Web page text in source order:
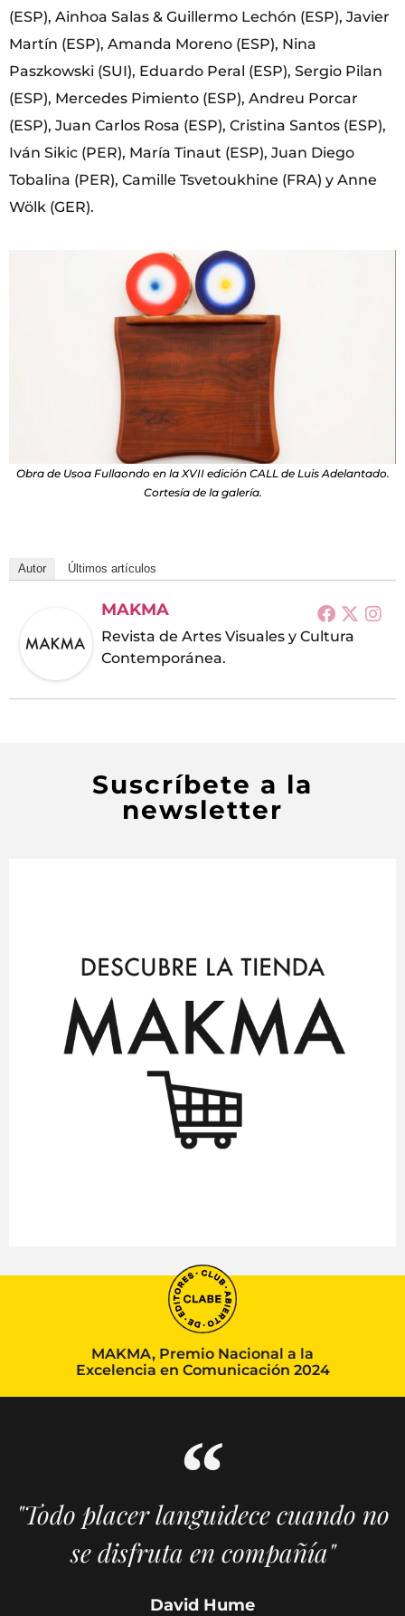
(ESP), Ainhoa Salas & Guillermo Lechón (ESP), Javier
Martín (ESP), Amanda Moreno (ESP), Nina
Paszkowski (SUI), Eduardo Peral (ESP), Sergio Pilan
(ESP), Mercedes Pimiento (ESP), Andreu Porcar
(ESP), Juan Carlos Rosa (ESP), Cristina Santos (ESP),
Iván Sikic (PER), María Tinaut (ESP), Juan Diego
Tobalina (PER), Camille Tsvetoukhine (FRA) y Anne
Wölk (GER).
Obra de Usoa Fullaondo en la XVII edición CALL de Luis Adelantado.
Cortesía de la galería.
Autor Últimos artículos
MAKMA
Revista de Artes Visuales y Cultura
Contemporánea.
Suscríbete a la
newsletter
MAKMA, Premio Nacional a la
Excelencia en Comunicación 2024
"Todo placer languidece cuando no
se disfruta en compañía"
David Hume